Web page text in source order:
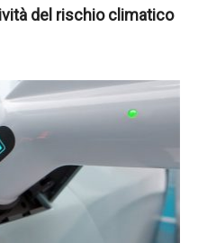
del rischio climatico